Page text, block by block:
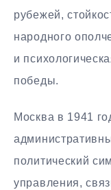
рубежей,
народного
и
победы.
Москва в 1941
политический
управления,